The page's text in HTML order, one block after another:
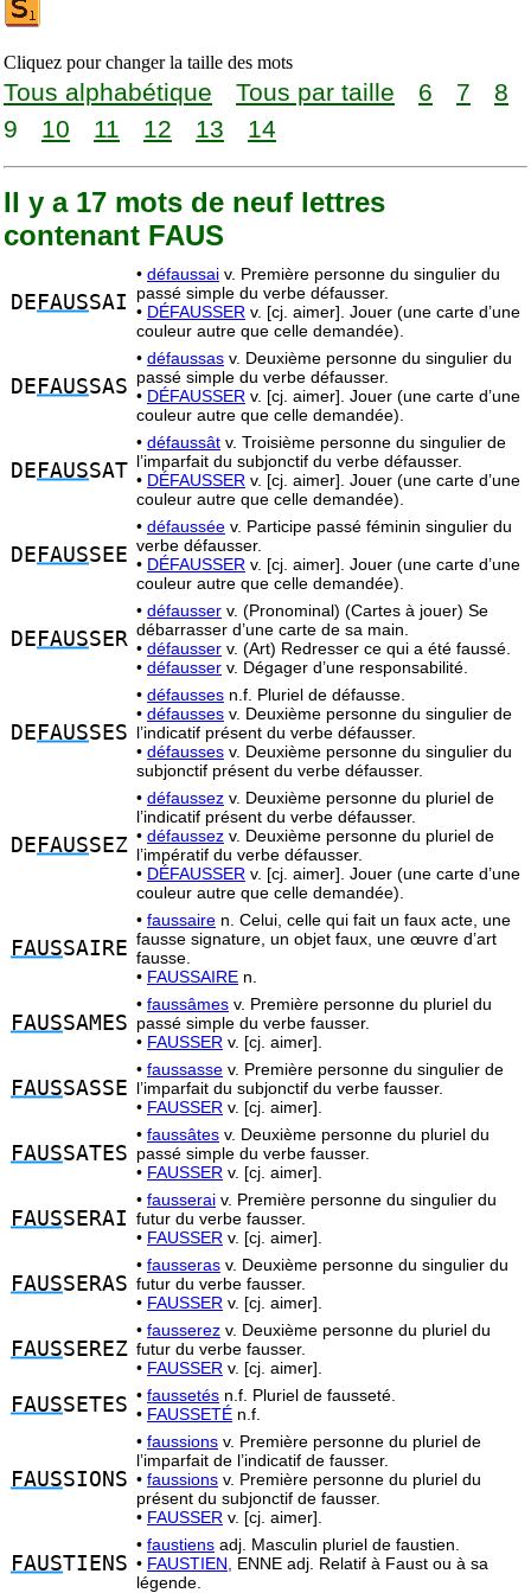
Cliquez pour changer la taille des mots
Tous alphabétique Tous par taille 6 7
8
9
10 11 12 13 14
Il y a 17 mots de neuf lettres
contenant FAUS
DE FAUSSAI
• défaussai v. Première personne du singulier du
passé simple du verbe défausser.
• DÉFAUSSER v. [cj. aimer]. Jouer (une carte d’une
couleur autre que celle demandée).
DE FAUSSAS
• défaussas v. Deuxième personne du singulier du
passé simple du verbe défausser.
• DÉFAUSSER v. [cj. aimer]. Jouer (une carte d’une
couleur autre que celle demandée).
DE FAUSSAT
• défaussât v. Troisième personne du singulier de
l’imparfait du subjonctif du verbe défausser.
• DÉFAUSSER v. [cj. aimer]. Jouer (une carte d’une
couleur autre que celle demandée).
DE FAUSSEE
• défaussée v. Participe passé féminin singulier du
verbe défausser.
• DÉFAUSSER v. [cj. aimer]. Jouer (une carte d’une
couleur autre que celle demandée).
DE FAUSSER
• défausser v. (Pronominal) (Cartes à jouer) Se
débarrasser d’une carte de sa main.
• défausser v. (Art) Redresser ce qui a été faussé.
• défausser v. Dégager d’une responsabilité.
DE FAUSSES
• défausses n.f. Pluriel de défausse.
• défausses v. Deuxième personne du singulier de
l’indicatif présent du verbe défausser.
• défausses v. Deuxième personne du singulier du
subjonctif présent du verbe défausser.
DE FAUSSEZ
• défaussez v. Deuxième personne du pluriel de
l’indicatif présent du verbe défausser.
• défaussez v. Deuxième personne du pluriel de
l’impératif du verbe défausser.
• DÉFAUSSER v. [cj. aimer]. Jouer (une carte d’une
couleur autre que celle demandée).
FAUSSAIRE
• faussaire n. Celui, celle qui fait un faux acte, une
fausse signature, un objet faux, une œuvre d’art
fausse.
• FAUSSAIRE n.
FAUSSAMES
• faussâmes v. Première personne du pluriel du
passé simple du verbe fausser.
• FAUSSER v. [cj. aimer].
FAUSSASSE
• faussasse v. Première personne du singulier de
l’imparfait du subjonctif du verbe fausser.
• FAUSSER v. [cj. aimer].
FAUSSATES
• faussâtes v. Deuxième personne du pluriel du
passé simple du verbe fausser.
• FAUSSER v. [cj. aimer].
FAUSSERAI
• fausserai v. Première personne du singulier du
futur du verbe fausser.
• FAUSSER v. [cj. aimer].
FAUSSERAS
• fausseras v. Deuxième personne du singulier du
futur du verbe fausser.
• FAUSSER v. [cj. aimer].
FAUSSEREZ
• fausserez v. Deuxième personne du pluriel du
futur du verbe fausser.
• FAUSSER v. [cj. aimer].
FAUSSETES • faussetés n.f. Pluriel de fausseté.
• FAUSSETÉ n.f.
FAUSSIONS
• faussions v. Première personne du pluriel de
l’imparfait de l’indicatif de fausser.
• faussions v. Première personne du pluriel du
présent du subjonctif de fausser.
• FAUSSER v. [cj. aimer].
FAUSTIENS
• faustiens adj. Masculin pluriel de faustien.
• FAUSTIEN,
ENNE adj. Relatif à Faust ou à sa
légende.